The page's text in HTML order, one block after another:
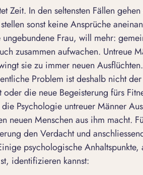
Zeit. In den seltensten Fällen
sonst keine Ansprüche
Frau, will mehr:
zusammen aufwachen. Untreue
sie zu immer neuen
Problem ist deshalb nicht
die neue Begeisterung fürs
Psychologie untreuer Männer
neuen Menschen aus ihm macht.
den Verdacht und
psychologische
identifizieren kannst: